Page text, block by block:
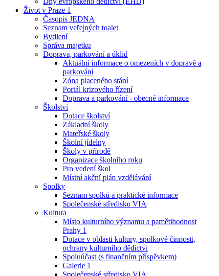
Život v Praze 1
Časopis JEDNA
Seznam veřejných toalet
Bydlení
Správa majetku
Doprava, parkování a úklid
Aktuální informace o omezeních v dopravě a
parkování
Zóna placeného stání
Portál krizového řízení
Doprava a parkování - obecné informace
Školství
Dotace školství
Základní školy
Mateřské školy
Školní jídelny
Školy v přírodě
Organizace školního roku
Pro vedení škol
Místní akční plán vzdělávání
Spolky
Seznam spolků a praktické informace
Společenské středisko VIA
Kultura
Místo kulturního významu a pamětihodnost
Prahy 1
Dotace v oblasti kultury, spolkové činnosti,
ochrany kulturního dědictví
Spoluúčast (s finančním příspěvkem)
Galerie 1
Společenské středisko VIA